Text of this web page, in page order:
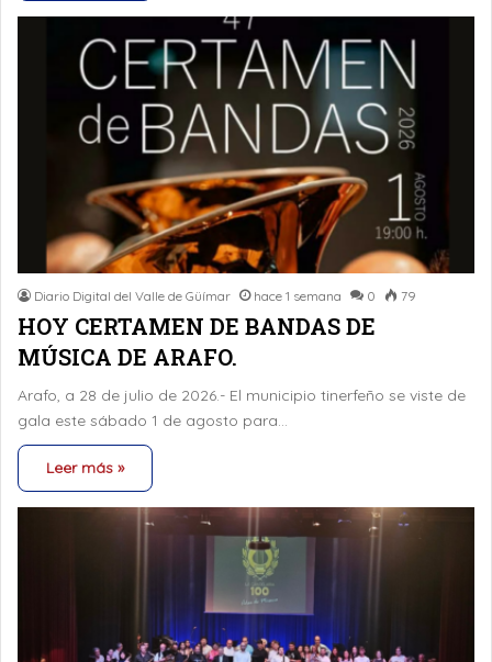
Diario Digital del Valle de Güímar hace 1 semana 0 79
HOY CERTAMEN DE BANDAS DE
MÚSICA DE ARAFO.
Arafo, a 28 de julio de 2026.- El municipio tinerfeño se viste de
gala este sábado 1 de agosto para…
Leer más »